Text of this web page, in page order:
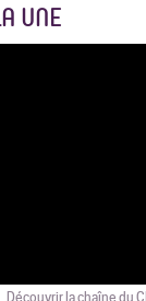
UNE
Découvrir la chaîne du